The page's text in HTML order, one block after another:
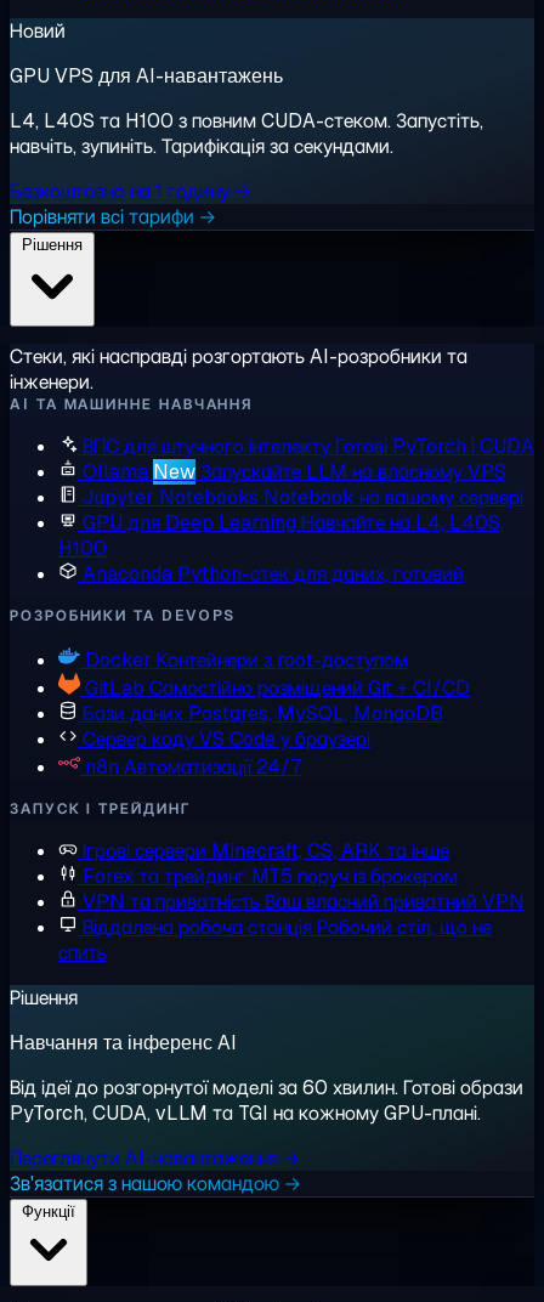
Новий
GPU VPS для AI-навантажень
L4, L40S та H100 з повним CUDA-стеком. Запустіть,
навчіть, зупиніть. Тарифікація за секундами.
Безкоштовно на 1 годину →
Порівняти всі тарифи →
Стеки, які насправді розгортають AI-розробники та
інженери.
AI ТА МАШИННЕ НАВЧАННЯ
ВПС для штучного інтелектуГотові PyTorch і CUDA
Ollama NewЗапускайте LLM на власному VPS
Jupyter Notebooks Notebook на вашому сервері
GPU для Deep Learning Навчайте на L4, L40S,
H100
Anaconda Python-стек для даних, готовий
РОЗРОБНИКИ ТА DEVOPS
Docker Контейнери з root-доступом
GitLab Самостійно розміщений Git + CI/CD
Бази даних Postgres, MySQL, MongoDB
Сервер кодуVS Code у браузері
n8n Автоматизації 24/7
ЗАПУСК І ТРЕЙДИНГ
Ігрові сервери Minecraft, CS, ARK та інше
Forex та трейдинг MT5 поруч із брокером
VPN та приватністьВаш власний приватний VPN
Віддалена робоча станціяРобочий стіл, що не
спить
Рішення
Навчання та інференс AI
Від ідеї до розгорнутої моделі за 60 хвилин. Готові образи
PyTorch, CUDA, vLLM та TGI на кожному GPU-плані.
Переглянути AI-навантаження →
Зв'язатися з нашою командою →